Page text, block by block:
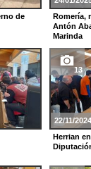
de
Romería,
Antón
Marinda
13
22/11/2024
Herrian